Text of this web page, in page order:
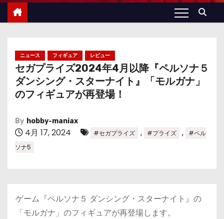
ニュース フィギュア レビュー
セガプライズ2024年4月以降『ペルソナ５
ダンシング・スターナイト』「モルガナ」
のフィギュアが再登場！
By hobby-maniax
4月 17, 2024 #セガプライズ , #プライズ ,
#ペル
ソナ5
ゲーム『ペルソナ５ ダンシング・スターナイト』の
「モルガナ」のフィギュアが再登場します。